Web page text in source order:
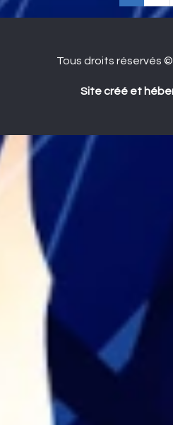
Tous droits réservés
Site créé et